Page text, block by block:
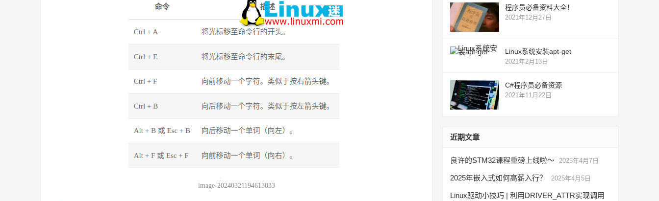
image-20240321194613033
程序员必备资料大全！
2021年12月27日
Linux系统安装apt-get
2021年2月13日
C#程序员必备资源
2021年11月22日
近期文章
良许的STM32课程重磅上线啦～ 2025年4月7日
2025年嵌入式如何高薪入行？ 2025年4月5日
Linux驱动小技巧 | 利用DRIVER_ATTR实现调用